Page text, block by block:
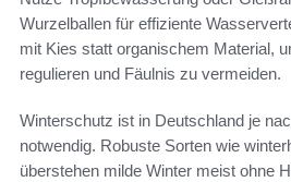
Wurzelballen für effiziente
mit Kies statt organischem Material,
regulieren und Fäulnis zu vermeiden.
Winterschutz ist in Deutschland je
notwendig. Robuste Sorten wie
überstehen milde Winter meist ohne